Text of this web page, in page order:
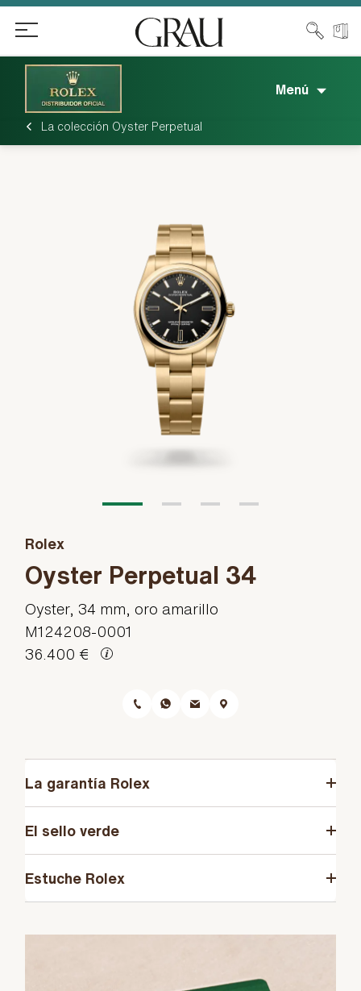
Menú
La colección Oyster Perpetual
Rolex
Oyster Perpetual 34
Oyster, 34 mm, oro amarillo
M124208-0001
36.400 €
La garantía Rolex
El sello verde
Estuche Rolex